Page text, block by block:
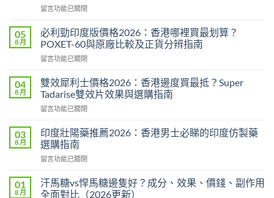
在
而
鋼
香
港
格
2026
攻
印
度
Viagra
價
比
留言功能已關閉
05
8 月
必利勁印度版價格2026：香港哪裡買最划算？
POXET-60與原廠比較及正貨分辨指南
在
利
勁
印
度
價
格
2026：
香
哪
裡
留言功能已關閉
04
8 月
雙效犀利士價格2026：香港邊度買最抵？Super
Tadarise雙效片效果與選購指南
在
效
犀
利
士
格
2026：
留言功能已關閉
03
8 月
印度壯陽藥推薦2026：香港男士必睇的印度仿製藥
選購指南
在
度
壯
留言功能已關閉
01
8 月
汗馬糖vs悍馬糖邊隻好？成分、效果、價錢、副作用
全面對比（2026更新）